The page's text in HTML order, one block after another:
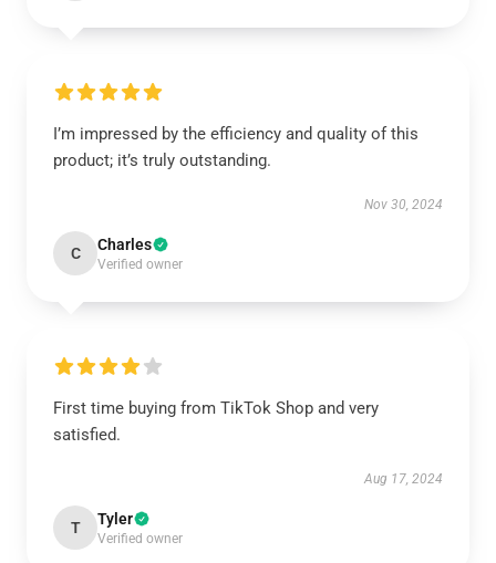
I’m impressed by the efficiency and quality of this
product; it’s truly outstanding.
Nov 30, 2024
C Charles
Verified owner
First time buying from TikTok Shop and very
satisfied.
Aug 17, 2024
T Tyler
Verified owner